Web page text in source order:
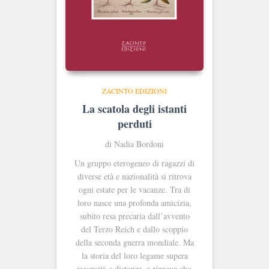
ZACINTO EDIZIONI
La scatola degli istanti
perduti
di Nadia Bordoni
Un gruppo eterogeneo di ragazzi di
diverse età e nazionalità si ritrova
ogni estate per le vacanze. Tra di
loro nasce una profonda amicizia,
subito resa precaria dall’avvento
del Terzo Reich e dallo scoppio
della seconda guerra mondiale. Ma
la storia del loro legame supera